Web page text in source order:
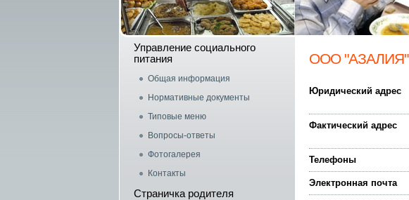
Управление социального
питания
Общая информация
Нормативные документы
Типовые меню
Вопросы-ответы
Фотогалерея
Контакты
Страничка родителя
ООО "АЗАЛИЯ"
Юридический адрес
Фактический адрес
Телефоны
Электронная почта